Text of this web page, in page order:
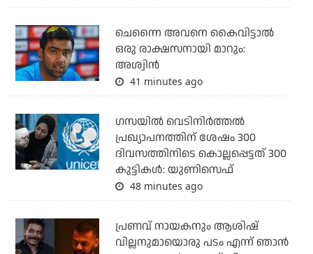
ചെന്നൈ അവനെ കൈവിട്ടാല്‍
ഒരു രാക്ഷസനായി മാറും:
അശ്വിന്‍
41 minutes ago
ഗസയില്‍ വെടിനിര്‍ത്തല്‍
പ്രഖ്യാപനത്തിന് ശേഷം 300
ദിവസത്തിനിടെ കൊല്ലപ്പെട്ടത് 300
കുട്ടികള്‍: യുണിസെഫ്
48 minutes ago
പ്രണവ് നായകനും ആശിഷ്
വില്ലനുമായൊരു പടം എന്ന് ഞാന്‍